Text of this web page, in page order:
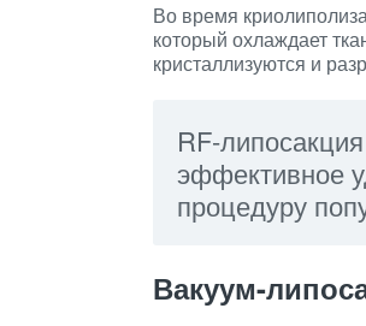
Во время
который охлаждает
кристаллизуются и
RF-
эффективное
процедуру
Вакуум-